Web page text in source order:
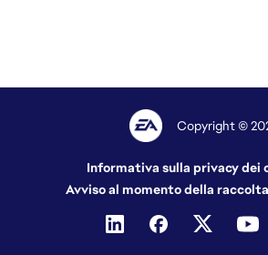
Copyright ©
Informativa sulla privacy dei
Avviso al momento della